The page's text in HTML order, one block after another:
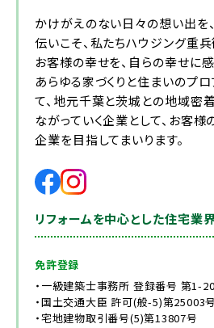
かけがえのない日々の想い出を
伝いこそ、私たちハウジング重
お客様の幸せを、自らの幸せに感
あらゆる家づくりと住まいのプロ
て、地元千葉と茨城との地域密
ながっていく企業として、お客
企業を目指してまいります。
リフォームを中心とした住宅業
免許登録
・一級建築士事務所 登録番号 第1-
・国土交通大臣 許可(般-5)第25003号
・宅地建物取引番号(5)第13807号